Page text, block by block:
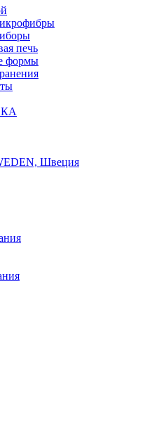
печь
формы
Швеция